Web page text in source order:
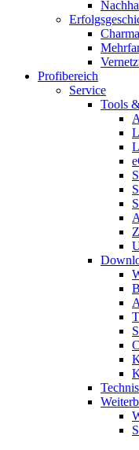
Profibereich
Service
Tools